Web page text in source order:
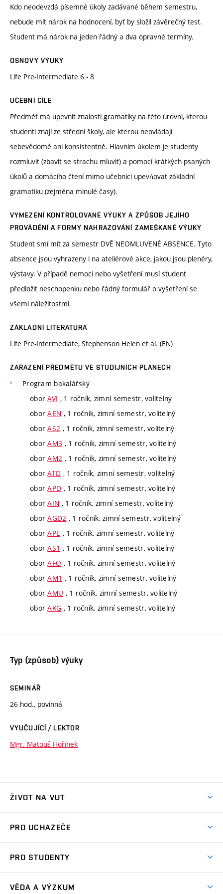
Kdo neodevzdá písemné úkoly zadávané během semestru,
nebude mít nárok na hodnocení, byť by složil závěrečný test.
Student má nárok na jeden řádný a dva opravné termíny.
OSNOVY VÝUKY
Life Pre-Intermediate 6 - 8
UČEBNÍ CÍLE
Předmět má upevnit znalosti gramatiky na této úrovni, kterou
studenti znají ze střední školy, ale kterou neovládají
sebevědomě ani konsistentně. Hlavním úkolem je studenty
rozmluvit (zbavit se strachu mluvit) a pomocí krátkých psaných
úkolů a domácího čtení mimo učebnici upevńovat základní
gramatiku (zejména minulé časy).
VYMEZENÍ KONTROLOVANÉ VÝUKY A ZPŮSOB JEJÍHO
PROVÁDĚNÍ A FORMY NAHRAZOVÁNÍ ZAMEŠKANÉ VÝUKY
Student smí mít za semestr DVĚ NEOMLUVENÉ ABSENCE. Tyto
absence jsou vyhrazeny i na ateliérové akce, jakou jsou plenéry,
výstavy. V případě nemoci nebo vyšetření musí student
předložit neschopenku nebo řádný formulář o vyšetření se
všemi náležitostmi.
ZÁKLADNÍ LITERATURA
Life Pre-Intermediate, Stephenson Helen et al. (EN)
ZAŘAZENÍ PŘEDMĚTU VE STUDIJNÍCH PLÁNECH
Program bakalářský
oborAVI , 1 ročník, zimní semestr, volitelný
oborAEN , 1 ročník, zimní semestr, volitelný
oborAS2 , 1 ročník, zimní semestr, volitelný
oborAM3 , 1 ročník, zimní semestr, volitelný
oborAM2 , 1 ročník, zimní semestr, volitelný
oborATD , 1 ročník, zimní semestr, volitelný
oborAPD , 1 ročník, zimní semestr, volitelný
oborAIN , 1 ročník, zimní semestr, volitelný
oborAGD2 , 1 ročník, zimní semestr, volitelný
oborAPE , 1 ročník, zimní semestr, volitelný
oborAS1 , 1 ročník, zimní semestr, volitelný
oborAFO , 1 ročník, zimní semestr, volitelný
oborAM1 , 1 ročník, zimní semestr, volitelný
oborAMU , 1 ročník, zimní semestr, volitelný
oborAKG , 1 ročník, zimní semestr, volitelný
Typ (způsob) výuky
SEMINÁŘ
26 hod., povinná
VYUČUJÍCÍ / LEKTOR
Mgr. Matouš Hořínek
ŽIVOT NA VUT
Koleje
Sport na VUT
PRO UCHAZEČE
Dny otevřených dveří
PRO STUDENTY
VĚDA A VÝZKUM